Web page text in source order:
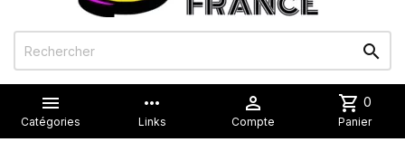


Catégories
more_horiz
Links

Compte
shopping_cart 0
Panier